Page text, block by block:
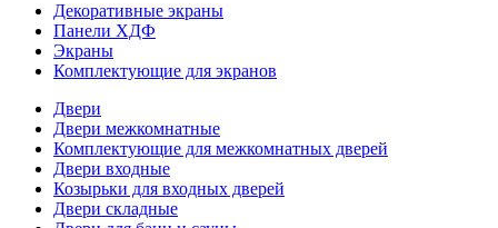
Декоративные экраны
Панели ХДФ
Экраны
Комплектующие для экранов
Двери
Двери межкомнатные
Комплектующие для межкомнатных дверей
Двери входные
Козырьки для входных дверей
Двери складные